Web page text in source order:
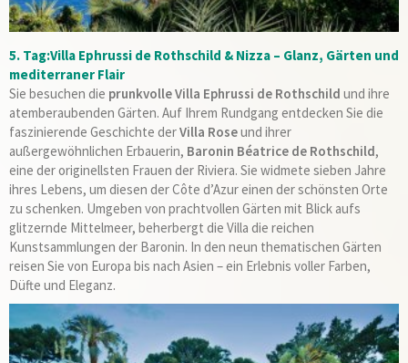
5. Tag:Villa Ephrussi de Rothschild & Nizza – Glanz, Gärten und
mediterraner Flair
Sie besuchen die prunkvolle Villa Ephrussi de Rothschild und ihre
atemberaubenden Gärten. Auf Ihrem Rundgang entdecken Sie die
faszinierende Geschichte derVilla Roseund ihrer
außergewöhnlichen Erbauerin, Baronin Béatrice de Rothschild,
eine der originellsten Frauen der Riviera. Sie widmete sieben Jahre
ihres Lebens, um diesen der Côte d’Azur einen der schönsten Orte
zu schenken. Umgeben von prachtvollen Gärten mit Blick aufs
glitzernde Mittelmeer, beherbergt die Villa die reichen
Kunstsammlungen der Baronin. In den neun thematischen Gärten
reisen Sie von Europa bis nach Asien – ein Erlebnis voller Farben,
Düfte und Eleganz.